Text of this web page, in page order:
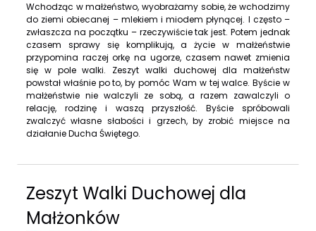
Wchodząc w małżeństwo, wyobrażamy sobie, że wchodzimy
do ziemi obiecanej – mlekiem i miodem płynącej. I często –
zwłaszcza na początku – rzeczywiście tak jest. Potem jednak
czasem sprawy się komplikują, a życie w małżeństwie
przypomina raczej orkę na ugorze, czasem nawet zmienia
się w pole walki. Zeszyt walki duchowej dla małżeństw
powstał właśnie po to, by pomóc Wam w tej walce. Byście w
małżeństwie nie walczyli ze sobą, a razem zawalczyli o
relację, rodzinę i waszą przyszłość. Byście spróbowali
zwalczyć własne słabości i grzech, by zrobić miejsce na
działanie Ducha Świętego.
Zeszyt Walki Duchowej dla
Małżonków